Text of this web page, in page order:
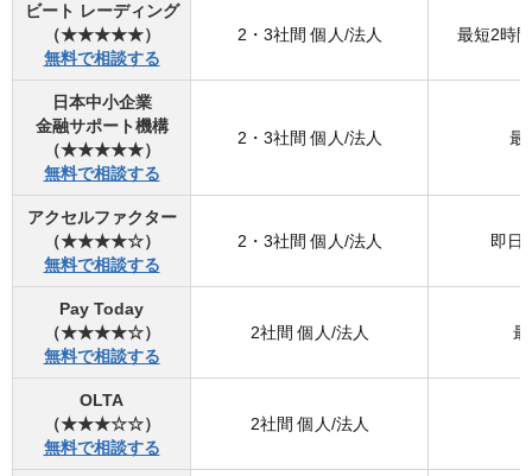
ビート レーディング
（★★★★★）
無料で相談する
2・3社間 個人/法人 最短2時
日本中小企業
金融サポート機構
（★★★★★）
無料で相談する
2・3社間 個人/法人 最
アクセルファクター
（★★★★☆）
無料で相談する
2・3社間 個人/法人 即日
Pay Today
（★★★★☆）
無料で相談する
2社間 個人/法人
OLTA
（★★★☆☆）
無料で相談する
2社間 個人/法人